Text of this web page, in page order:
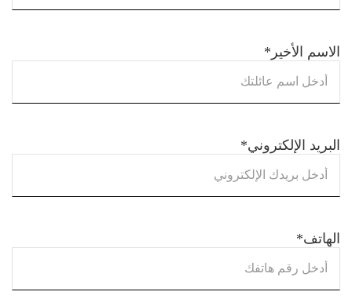
الاسم الأخير *
البريد الإلكتروني*
الهاتف*